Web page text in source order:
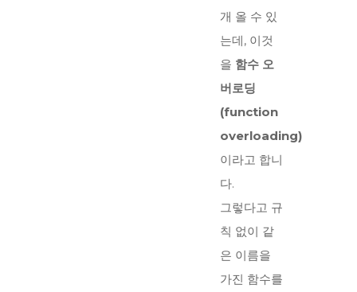
개 올 수 있
는데, 이것
을 함수 오
버로딩
(function
overloading)
이라고 합니
다.
그렇다고 규
칙 없이 같
은 이름을
가진 함수를